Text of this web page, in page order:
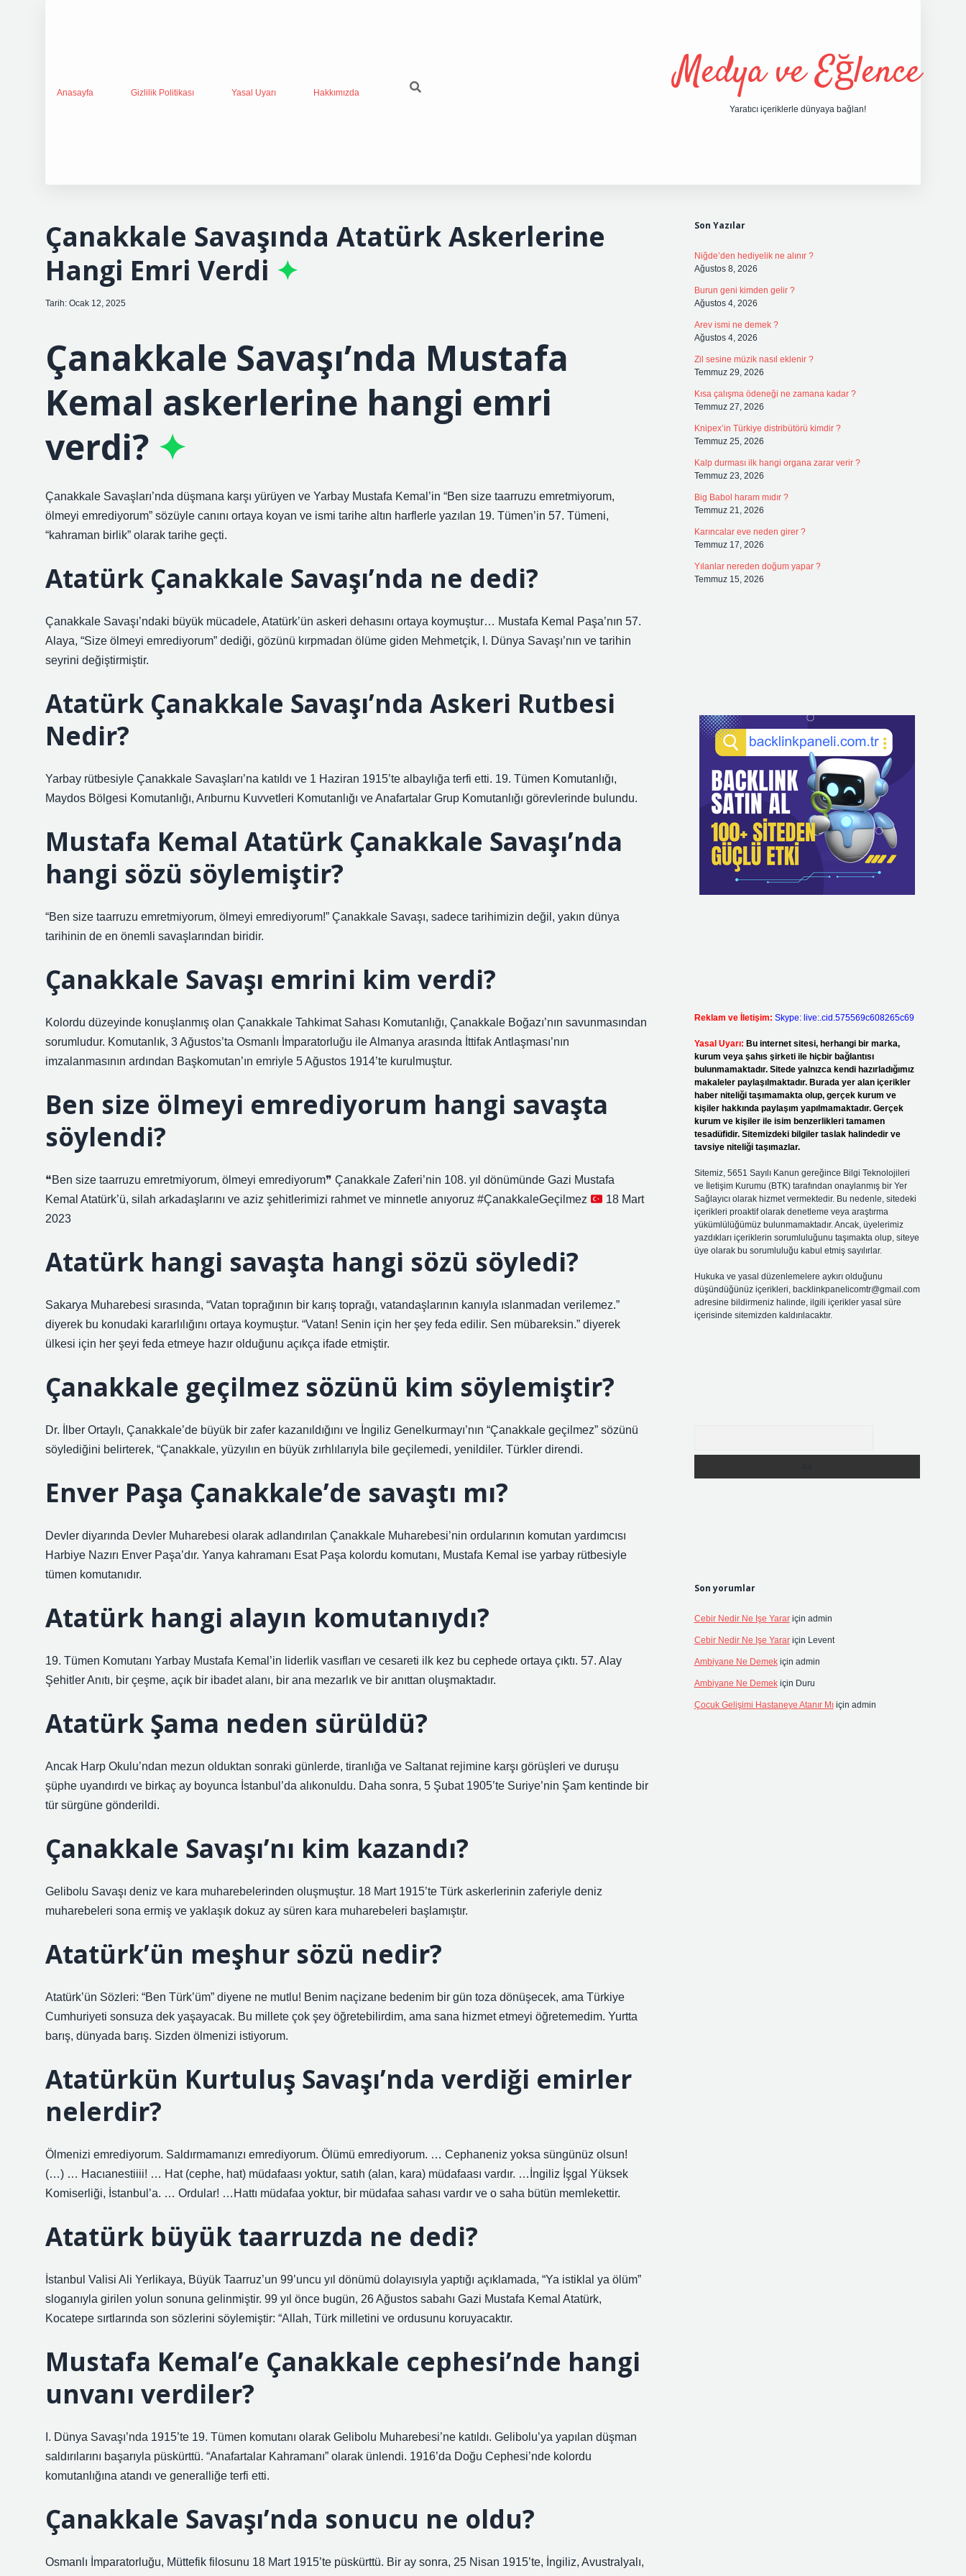
Anasayfa Gizlilik Politikası Yasal Uyarı Hakkımızda Medya ve Eğlence
Yaratıcı içeriklerle dünyaya bağlan!
Çanakkale Savaşında Atatürk Askerlerine
Hangi Emri Verdi
Tarih: Ocak 12, 2025
Çanakkale Savaşı’nda Mustafa
Kemal askerlerine hangi emri
verdi?
Çanakkale Savaşları’nda düşmana karşı yürüyen ve Yarbay Mustafa Kemal’in “Ben size taarruzu emretmiyorum,
ölmeyi emrediyorum” sözüyle canını ortaya koyan ve ismi tarihe altın harflerle yazılan 19. Tümen’in 57. Tümeni,
“kahraman birlik” olarak tarihe geçti.
Atatürk Çanakkale Savaşı’nda ne dedi?
Çanakkale Savaşı’ndaki büyük mücadele, Atatürk’ün askeri dehasını ortaya koymuştur… Mustafa Kemal Paşa’nın 57.
Alaya, “Size ölmeyi emrediyorum” dediği, gözünü kırpmadan ölüme giden Mehmetçik, I. Dünya Savaşı’nın ve tarihin
seyrini değiştirmiştir.
Atatürk Çanakkale Savaşı’nda Askeri Rutbesi
Nedir?
Yarbay rütbesiyle Çanakkale Savaşları’na katıldı ve 1 Haziran 1915’te albaylığa terfi etti. 19. Tümen Komutanlığı,
Maydos Bölgesi Komutanlığı, Arıburnu Kuvvetleri Komutanlığı ve Anafartalar Grup Komutanlığı görevlerinde bulundu.
Mustafa Kemal Atatürk Çanakkale Savaşı’nda
hangi sözü söylemiştir?
“Ben size taarruzu emretmiyorum, ölmeyi emrediyorum!” Çanakkale Savaşı, sadece tarihimizin değil, yakın dünya
tarihinin de en önemli savaşlarından biridir.
Çanakkale Savaşı emrini kim verdi?
Kolordu düzeyinde konuşlanmış olan Çanakkale Tahkimat Sahası Komutanlığı, Çanakkale Boğazı’nın savunmasından
sorumludur. Komutanlık, 3 Ağustos’ta Osmanlı İmparatorluğu ile Almanya arasında İttifak Antlaşması’nın
imzalanmasının ardından Başkomutan’ın emriyle 5 Ağustos 1914’te kurulmuştur.
Ben size ölmeyi emrediyorum hangi savaşta
söylendi?
❝Ben size taarruzu emretmiyorum, ölmeyi emrediyorum❞ Çanakkale Zaferi’nin 108. yıl dönümünde Gazi Mustafa
Kemal Atatürk’ü, silah arkadaşlarını ve aziz şehitlerimizi rahmet ve minnetle anıyoruz #ÇanakkaleGeçilmez
18 Mart
2023
Atatürk hangi savaşta hangi sözü söyledi?
Sakarya Muharebesi sırasında, “Vatan toprağının bir karış toprağı, vatandaşlarının kanıyla ıslanmadan verilemez.”
diyerek bu konudaki kararlılığını ortaya koymuştur. “Vatan! Senin için her şey feda edilir. Sen mübareksin.” diyerek
ülkesi için her şeyi feda etmeye hazır olduğunu açıkça ifade etmiştir.
Çanakkale geçilmez sözünü kim söylemiştir?
Dr. İlber Ortaylı, Çanakkale’de büyük bir zafer kazanıldığını ve İngiliz Genelkurmayı’nın “Çanakkale geçilmez” sözünü
söylediğini belirterek, “Çanakkale, yüzyılın en büyük zırhlılarıyla bile geçilemedi, yenildiler. Türkler direndi.
Enver Paşa Çanakkale’de savaştı mı?
Devler diyarında Devler Muharebesi olarak adlandırılan Çanakkale Muharebesi’nin ordularının komutan yardımcısı
Harbiye Nazırı Enver Paşa’dır. Yanya kahramanı Esat Paşa kolordu komutanı, Mustafa Kemal ise yarbay rütbesiyle
tümen komutanıdır.
Atatürk hangi alayın komutanıydı?
19. Tümen Komutanı Yarbay Mustafa Kemal’in liderlik vasıfları ve cesareti ilk kez bu cephede ortaya çıktı. 57. Alay
Şehitler Anıtı, bir çeşme, açık bir ibadet alanı, bir ana mezarlık ve bir anıttan oluşmaktadır.
Atatürk Şama neden sürüldü?
Ancak Harp Okulu’ndan mezun olduktan sonraki günlerde, tiranlığa ve Saltanat rejimine karşı görüşleri ve duruşu
şüphe uyandırdı ve birkaç ay boyunca İstanbul’da alıkonuldu. Daha sonra, 5 Şubat 1905’te Suriye’nin Şam kentinde bir
tür sürgüne gönderildi.
Çanakkale Savaşı’nı kim kazandı?
Gelibolu Savaşı deniz ve kara muharebelerinden oluşmuştur. 18 Mart 1915’te Türk askerlerinin zaferiyle deniz
muharebeleri sona ermiş ve yaklaşık dokuz ay süren kara muharebeleri başlamıştır.
Atatürk’ün meşhur sözü nedir?
Atatürk’ün Sözleri: “Ben Türk’üm” diyene ne mutlu! Benim naçizane bedenim bir gün toza dönüşecek, ama Türkiye
Cumhuriyeti sonsuza dek yaşayacak. Bu millete çok şey öğretebilirdim, ama sana hizmet etmeyi öğretemedim. Yurtta
barış, dünyada barış. Sizden ölmenizi istiyorum.
Atatürkün Kurtuluş Savaşı’nda verdiği emirler
nelerdir?
Ölmenizi emrediyorum. Saldırmamanızı emrediyorum. Ölümü emrediyorum. … Cephaneniz yoksa süngünüz olsun!
(…) … Hacıanestiiii! … Hat (cephe, hat) müdafaası yoktur, satıh (alan, kara) müdafaası vardır. …İngiliz İşgal Yüksek
Komiserliği, İstanbul’a. … Ordular! …Hattı müdafaa yoktur, bir müdafaa sahası vardır ve o saha bütün memlekettir.
Atatürk büyük taarruzda ne dedi?
İstanbul Valisi Ali Yerlikaya, Büyük Taarruz’un 99’uncu yıl dönümü dolayısıyla yaptığı açıklamada, “Ya istiklal ya ölüm”
sloganıyla girilen yolun sonuna gelinmiştir. 99 yıl önce bugün, 26 Ağustos sabahı Gazi Mustafa Kemal Atatürk,
Kocatepe sırtlarında son sözlerini söylemiştir: “Allah, Türk milletini ve ordusunu koruyacaktır.
Mustafa Kemal’e Çanakkale cephesi’nde hangi
unvanı verdiler?
I. Dünya Savaşı’nda 1915’te 19. Tümen komutanı olarak Gelibolu Muharebesi’ne katıldı. Gelibolu’ya yapılan düşman
saldırılarını başarıyla püskürttü. “Anafartalar Kahramanı” olarak ünlendi. 1916’da Doğu Cephesi’nde kolordu
komutanlığına atandı ve generalliğe terfi etti.
Çanakkale Savaşı’nda sonucu ne oldu?
Osmanlı İmparatorluğu, Müttefik filosunu 18 Mart 1915’te püskürttü. Bir ay sonra, 25 Nisan 1915’te, İngiliz, Avustralyalı,
Son Yazılar
Niğde’den hediyelik ne alınır ?
Ağustos 8, 2026
Burun geni kimden gelir ?
Ağustos 4, 2026
Arev ismi ne demek ?
Ağustos 4, 2026
Zil sesine müzik nasıl eklenir ?
Temmuz 29, 2026
Kısa çalışma ödeneği ne zamana kadar ?
Temmuz 27, 2026
Knipex’in Türkiye distribütörü kimdir ?
Temmuz 25, 2026
Kalp durması ilk hangi organa zarar verir ?
Temmuz 23, 2026
Big Babol haram mıdır ?
Temmuz 21, 2026
Karıncalar eve neden girer ?
Temmuz 17, 2026
Yılanlar nereden doğum yapar ?
Temmuz 15, 2026
Reklam ve İletişim: Skype: live:.cid.575569c608265c69
Yasal Uyarı: Bu internet sitesi, herhangi bir marka,
kurum veya şahıs şirketi ile hiçbir bağlantısı
bulunmamaktadır. Sitede yalnızca kendi hazırladığımız
makaleler paylaşılmaktadır. Burada yer alan içerikler
haber niteliği taşımamakta olup, gerçek kurum ve
kişiler hakkında paylaşım yapılmamaktadır. Gerçek
kurum ve kişiler ile isim benzerlikleri tamamen
tesadüfidir. Sitemizdeki bilgiler taslak halindedir ve
tavsiye niteliği taşımazlar.
Sitemiz, 5651 Sayılı Kanun gereğince Bilgi Teknolojileri
ve İletişim Kurumu (BTK) tarafından onaylanmış bir Yer
Sağlayıcı olarak hizmet vermektedir. Bu nedenle, sitedeki
içerikleri proaktif olarak denetleme veya araştırma
yükümlülüğümüz bulunmamaktadır. Ancak, üyelerimiz
yazdıkları içeriklerin sorumluluğunu taşımakta olup, siteye
üye olarak bu sorumluluğu kabul etmiş sayılırlar.
Hukuka ve yasal düzenlemelere aykırı olduğunu
düşündüğünüz içerikleri, backlinkpanelicomtr@gmail.com
adresine bildirmeniz halinde, ilgili içerikler yasal süre
içerisinde sitemizden kaldırılacaktır.
Son yorumlar
Cebir Nedir Ne Işe Yarariçin admin
Cebir Nedir Ne Işe Yarariçin Levent
Ambiyane Ne Demekiçin admin
Ambiyane Ne Demekiçin Duru
Çocuk Gelişimi Hastaneye Atanır Mıiçin admin